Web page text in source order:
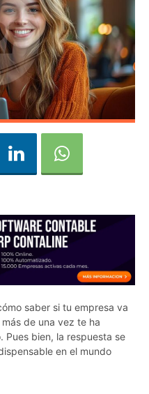
saber si tu empresa va
de una vez te ha
bien, la respuesta se
en el mundo